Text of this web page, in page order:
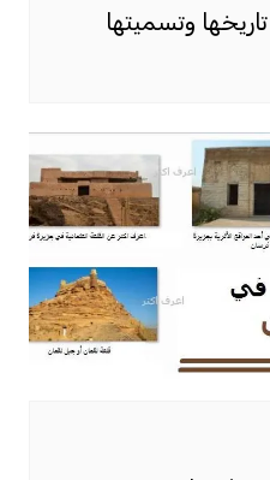
وتسميتها